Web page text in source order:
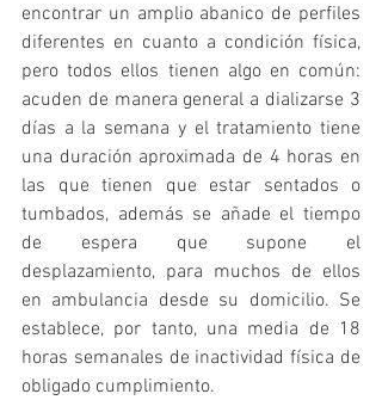
encontrar un amplio abanico de perfiles
diferentes en cuanto a condición física,
pero todos ellos tienen algo en común:
acuden de manera general a dializarse 3
días a la semana y el tratamiento tiene
una duración aproximada de 4 horas en
las que tienen que estar sentados o
tumbados, además se añade el tiempo
de espera que supone el
desplazamiento, para muchos de ellos
en ambulancia desde su domicilio. Se
establece, por tanto, una media de 18
horas semanales de inactividad física de
obligado cumplimiento.